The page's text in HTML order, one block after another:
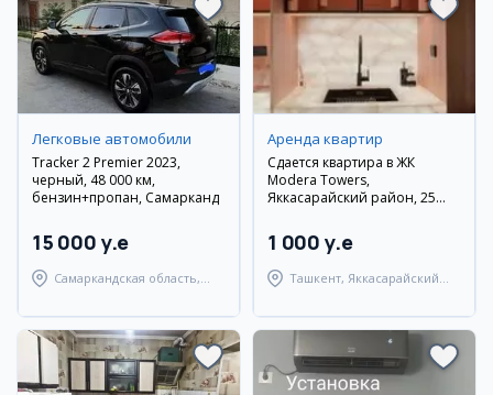
Легковые автомобили
Tracker 2 Premier 2023,
черный, 48 000 км,
бензин+пропан, Самарканд
15 000 y.e
Самаркандская область,
Аренда квартир
Сдается квартира в ЖК
Modera Towers,
Яккасарайский район, 25
1 000 y.e
Ташкент, Яккасарайский